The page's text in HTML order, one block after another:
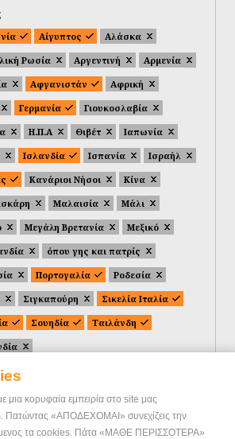
μια κορυφαία εμπειρία στο site μας
Πατώντας «ΑΠΟΔΕΧΟΜΑΙ» συνεχίζεις την
τα cookies. Πάτα «ΜΑΘΕ ΠΕΡΙΣΣΟΤΕΡΑ»
Αίγυπτος
Αλάσκα
Ρωσία Αργεντινή
Αρμενία
Αφγανιστάν
Αφρική
Γερμανία
Γιουκοσλαβία
Η.Π.Α Θιβέτ
Ιαπωνία
Ισλανδία Ισπανία
Ισραήλ
Κανάριοι Νήσοι
Κίνα
Μαλαισία
Μάλι
Μεγάλη Βρετανία
Μεξικό
όπου γης και πατρίς
Πορτογαλία
Ροδεσία
Σιγκαπούρη
Σικελία Ιταλία
Σουηδία
Ταιλάνδη